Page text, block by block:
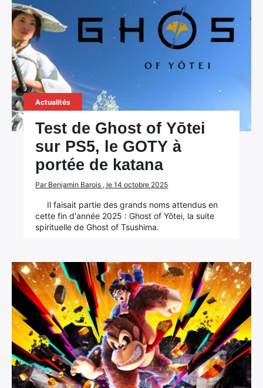
Actualités
Test de Ghost of Yōtei
sur PS5, le GOTY à
portée de katana
Par Benjamin Barois , le 14 octobre 2025
Il faisait partie des grands noms attendus en
cette fin d'année 2025 : Ghost of Yōtei, la suite
spirituelle de Ghost of Tsushima.